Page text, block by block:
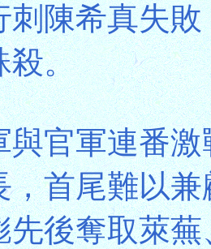
刺陳希真失
殺。
與官軍連番
，首尾難以
先後奪取萊